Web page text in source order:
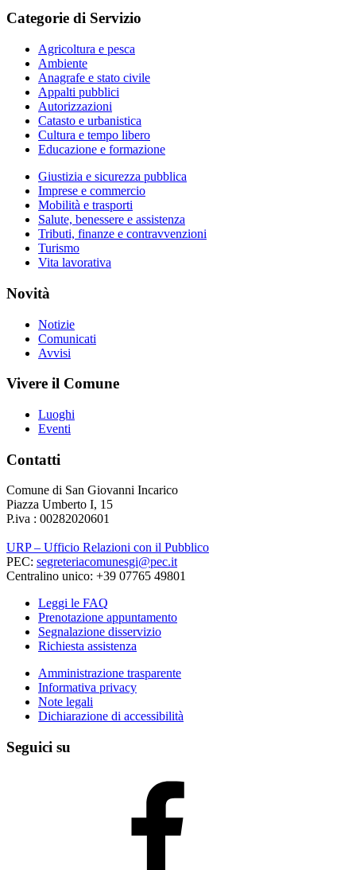
Categorie di Servizio
Agricoltura e pesca
Ambiente
Anagrafe e stato civile
Appalti pubblici
Autorizzazioni
Catasto e urbanistica
Cultura e tempo libero
Educazione e formazione
Giustizia e sicurezza pubblica
Imprese e commercio
Mobilità e trasporti
Salute, benessere e assistenza
Tributi, finanze e contravvenzioni
Turismo
Vita lavorativa
Novità
Notizie
Comunicati
Avvisi
Vivere il Comune
Luoghi
Eventi
Contatti
Comune di San Giovanni Incarico
Piazza Umberto I, 15
P.iva : 00282020601
URP – Ufficio Relazioni con il Pubblico
PEC: segreteriacomunesgi@pec.it
Centralino unico: +39 07765 49801
Leggi le FAQ
Prenotazione appuntamento
Segnalazione disservizio
Richiesta assistenza
Amministrazione trasparente
Informativa privacy
Note legali
Dichiarazione di accessibilità
Seguici su